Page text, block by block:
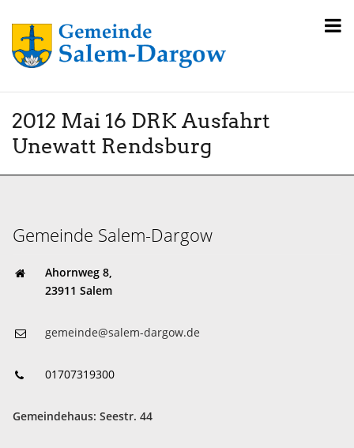
2012 Mai 16 DRK Ausfahrt
Unewatt Rendsburg
Gemeinde Salem-Dargow
Ahornweg 8,
23911 Salem
gemeinde@salem-dargow.de
01707319300
Gemeindehaus: Seestr. 44